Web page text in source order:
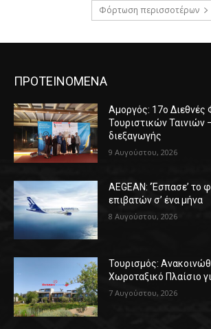
Φόρτωση περισσοτέρων
ΠΡΟΤΕΙΝΟΜΕΝΑ
Αμοργός: 17ο Διεθνές
Τουριστικών Ταινιών
διεξαγωγής
9 Αυγούστου, 2026
AEGEAN: ‘Έσπασε’ το
επιβατών σ’ ένα μήνα
8 Αυγούστου, 2026
Τουρισμός:
Χωροταξικό Πλαίσιο
7 Αυγούστου, 2026